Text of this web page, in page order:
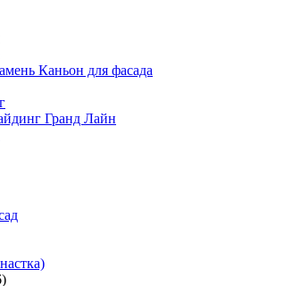
Каньон для фасада
Гранд Лайн